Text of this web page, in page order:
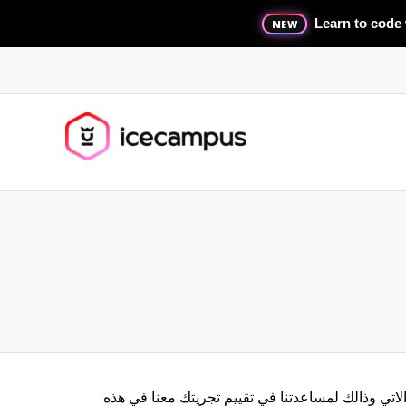
NEW Learn to
وذالك لمساعدتنا في تقييم تجريتك معنا في هذه